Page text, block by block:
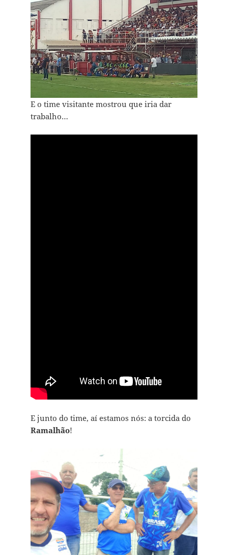
E o time visitante mostrou que iria dar
trabalho…
E junto do time, aí estamos nós: a torcida do
Ramalhão!